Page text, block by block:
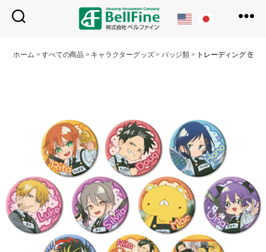
フ
ホーム >すべての商品 > キャラクターグッズ> バッジ類> トレーディング 缶バ